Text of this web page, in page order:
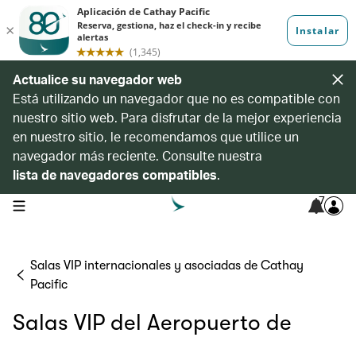
Actualice su navegador web
Está utilizando un navegador que no es compatible con
nuestro sitio web. Para disfrutar de la mejor experiencia
en nuestro sitio, le recomendamos que utilice un
navegador más reciente. Consulte nuestra
lista de navegadores compatibles.
open navigation menu 7
Salas VIP internacionales y asociadas de Cathay
Pacific
Salas VIP del Aeropuerto de